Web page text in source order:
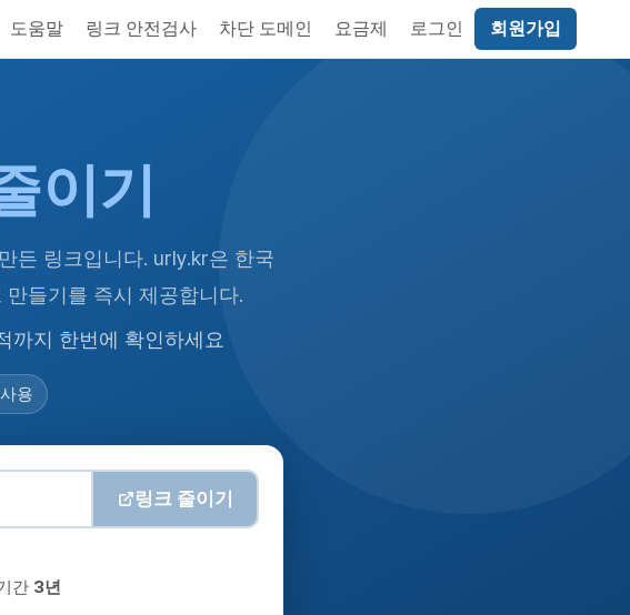
도움말 링크 안전검사 차단 도메인 요금제 로그인 회원가입
이기
든 링크입니다. urly.kr은 한국
만들기를 즉시 제공합니다.
까지 한번에 확인하세요
용
링크 줄이기
간 3년